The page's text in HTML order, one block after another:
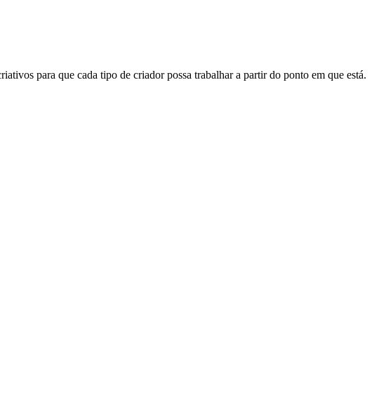
para que cada tipo de criador possa trabalhar a partir do ponto em que está.